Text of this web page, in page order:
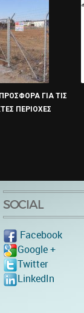
ΓΙΑ ΤΙΣ
ΠΕΡΙΟΧΕΣ
SOCIAL
Facebook
Google +
Twitter
LinkedIn